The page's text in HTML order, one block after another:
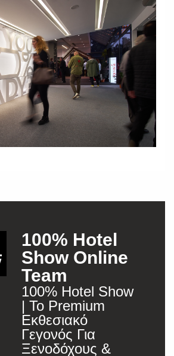
100% Hotel
Show Online
Team
100% Hotel Show
| Το Premium
Εκθεσιακό
Γεγονός Για
Ξενοδόχους &